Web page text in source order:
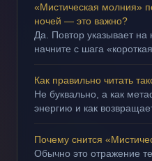
«Мистическая молния»
ночей — это важно?
Да. Повтор указывает
начните с шага
Как правильно читать
Не буквально, а как
энергию и как
Почему снится
Обычно это отражение